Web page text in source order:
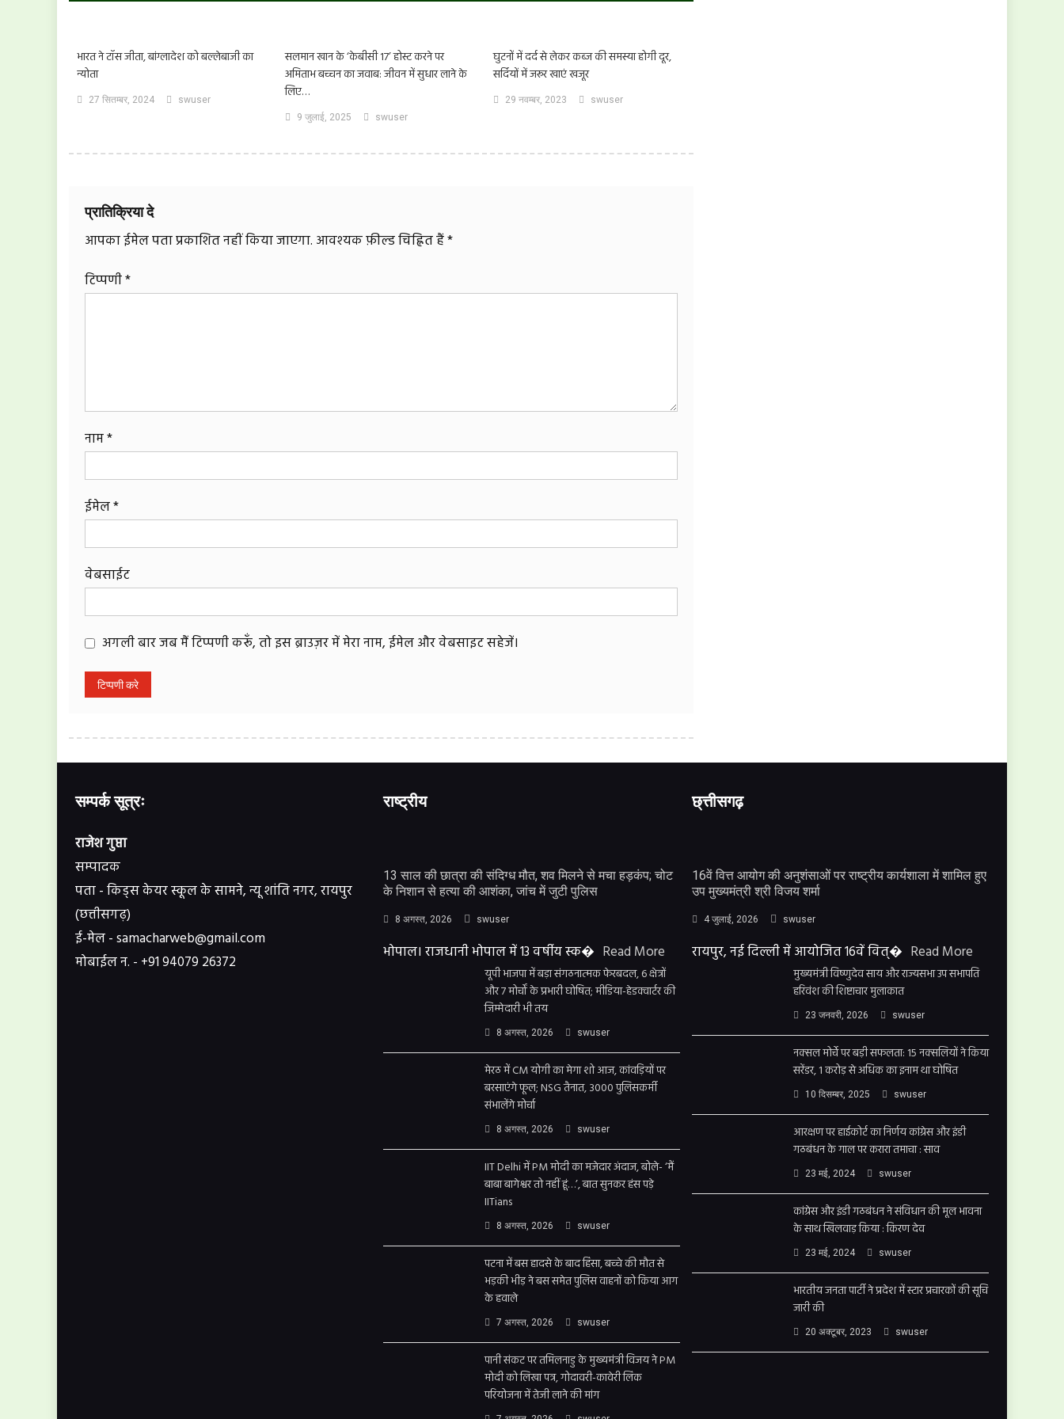
भारत ने टॉस जीता, बांग्लादेश को बल्लेबाजी का
न्योता
27 सितम्बर, 2024 swuser
सलमान खान के ‘केबीसी 17’ होस्ट करने पर
अमिताभ बच्चन का जवाब: जीवन में सुधार लाने के
लिए…
9 जुलाई, 2025 swuser
घुटनों में दर्द से लेकर कब्ज की समस्या होगी दूर,
सर्दियों में जरूर खाएं खजूर
29 नवम्बर, 2023 swuser
प्रातिक्रिया दे
आपका ईमेल पता प्रकाशित नहीं किया जाएगा. आवश्यक फ़ील्ड चिह्नित हैं*
टिप्पणी*
नाम*
ईमेल*
वेबसाईट
अगली बार जब मैं टिप्पणी करूँ, तो इस ब्राउज़र में मेरा नाम, ईमेल और वेबसाइट सहेजें।
सम्पर्क सूत्रः
राजेश गुप्ता
सम्पादक
पता - किड्स केयर स्कूल के सामने, न्यू शांति नगर, रायपुर
(छत्तीसगढ़)
ई-मेल - samacharweb@gmail.com
मोबाईल न. - +91 94079 26372
राष्ट्रीय
13 साल की छात्रा की संदिग्ध मौत, शव मिलने से मचा हड़कंप; चोट
के निशान से हत्या की आशंका, जांच में जुटी पुलिस
8 अगस्त, 2026 swuser
भोपाल। राजधानी भोपाल में 13 वर्षीय स्क� Read More
यूपी भाजपा में बड़ा संगठनात्मक फेरबदल, 6 क्षेत्रों
और 7 मोर्चों के प्रभारी घोषित; मीडिया-हेडक्वार्टर की
जिम्मेदारी भी तय
8 अगस्त, 2026 swuser
मेरठ में CM योगी का मेगा शो आज, कांवड़ियों पर
बरसाएंगे फूल; NSG तैनात, 3000 पुलिसकर्मी
संभालेंगे मोर्चा
8 अगस्त, 2026 swuser
IIT Delhi में PM मोदी का मजेदार अंदाज, बोले- ‘मैं
बाबा बागेश्वर तो नहीं हूं…’, बात सुनकर हंस पड़े
IITians
8 अगस्त, 2026 swuser
पटना में बस हादसे के बाद हिंसा, बच्चे की मौत से
भड़की भीड़ ने बस समेत पुलिस वाहनों को किया आग
के हवाले
7 अगस्त, 2026 swuser
पानी संकट पर तमिलनाडु के मुख्यमंत्री विजय ने PM
मोदी को लिखा पत्र, गोदावरी-कावेरी लिंक
परियोजना में तेजी लाने की मांग
छ्त्तीसगढ़
16वें वित्त आयोग की अनुशंसाओं पर राष्ट्रीय कार्यशाला में शामिल हुए
उप मुख्यमंत्री श्री विजय शर्मा
4 जुलाई, 2026 swuser
रायपुर, नई दिल्ली में आयोजित 16वें वित्� Read More
मुख्यमंत्री विष्णुदेव साय और राज्यसभा उप सभापति
हरिवंश की शिष्टाचार मुलाकात
23 जनवरी, 2026 swuser
नक्सल मोर्चे पर बड़ी सफलता: 15 नक्सलियों ने किया
सरेंडर, 1 करोड़ से अधिक का इनाम था घोषित
10 दिसम्बर, 2025 swuser
आरक्षण पर हाईकोर्ट का निर्णय कांग्रेस और इंडी
गठबंधन के गाल पर करारा तमाचा : साव
23 मई, 2024 swuser
कांग्रेस और इंडी गठबंधन ने संविधान की मूल भावना
के साथ खिलवाड़ किया : किरण देव
23 मई, 2024 swuser
भारतीय जनता पार्टी ने प्रदेश में स्टार प्रचारकों की सूचि
जारी की
20 अक्टूबर, 2023 swuser